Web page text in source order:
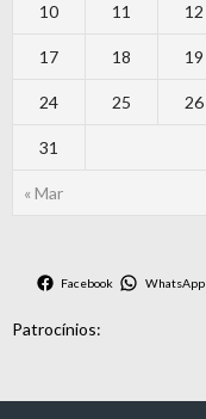
« Mar
10 11 12
17 18 19
24 25 26
31
Facebook WhatsApp
Patrocínios: